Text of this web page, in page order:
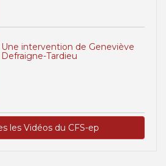
Une intervention de Geneviève
Defraigne-Tardieu
les Vidéos du CFS-ep